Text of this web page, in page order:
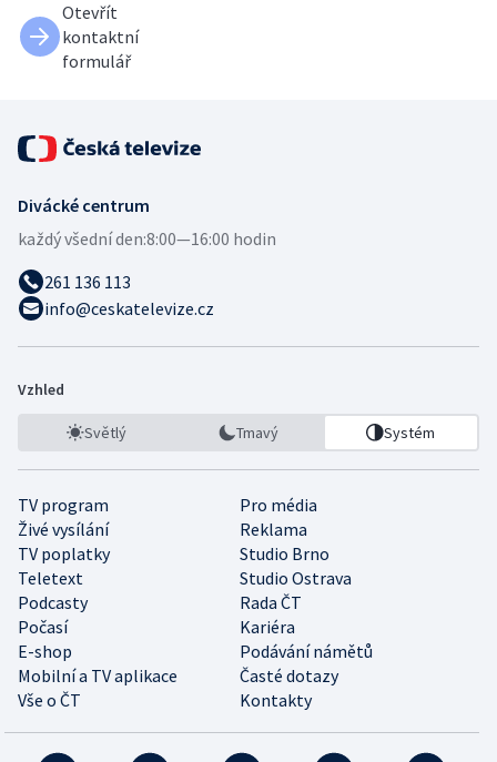
Otevřít
kontaktní
formulář
Divácké centrum
každý všední den:8:00—16:00 hodin
261 136 113
info@ceskatelevize.cz
Vzhled
Světlý Tmavý Systém
TV program
Pro média
Živé vysílání
Reklama
TV poplatky
Studio Brno
Teletext
Studio Ostrava
Podcasty
Rada ČT
Počasí
Kariéra
E-shop
Podávání námětů
Mobilní a TV aplikace
Časté dotazy
Vše o ČT
Kontakty